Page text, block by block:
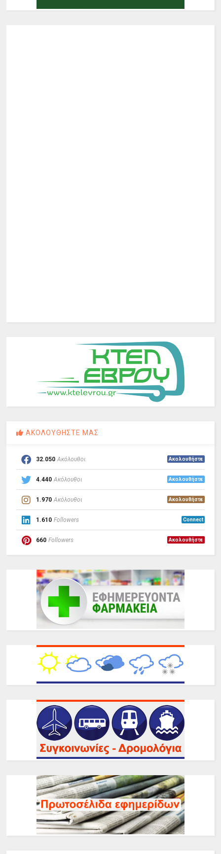
ΑΚΟΛΟΥΘΗΣΤΕ ΜΑΣ
32.050 Ακόλουθοι Ακολουθήστε
4.440 Ακόλουθοι Ακολουθήστε
1.970 Ακόλουθοι Ακολουθήστε
1.610 Followers Connect
660 Followers Ακολουθήστε